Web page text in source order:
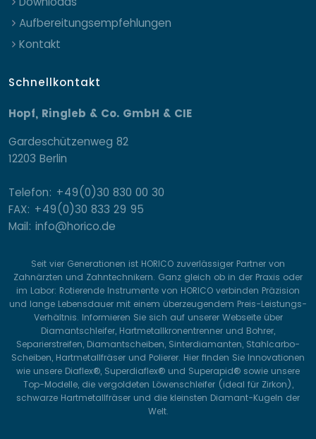
Aufbereitungsempfehlungen
Kontakt
Schnellkontakt
Hopf, Ringleb & Co. GmbH & CIE
Gardeschützenweg 82
12203 Berlin
Telefon: +49(0)30 830 00 30
FAX: +49(0)30 833 29 95
Mail: info@horico.de
Seit vier Generationen ist HORICO zuverlässiger Partner von
Zahnärzten und Zahntechnikern. Ganz gleich ob in der Praxis oder
im Labor: Rotierende Instrumente von HORICO verbinden Präzision
und lange Lebensdauer mit einem überzeugendem Preis-Leistungs-
Verhältnis. Informieren Sie sich auf unserer Webseite über
Diamantschleifer, Hartmetallkronentrenner und Bohrer,
Separierstreifen, Diamantscheiben, Sinterdiamanten, Stahlcarbo-
Scheiben, Hartmetallfräser und Polierer. Hier finden Sie Innovationen
wie unsere Diaflex®, Superdiaflex® und Superapid® sowie unsere
Top-Modelle, die vergoldeten Löwenschleifer (ideal für Zirkon),
schwarze Hartmetallfräser und die kleinsten Diamant-Kugeln der
Welt.